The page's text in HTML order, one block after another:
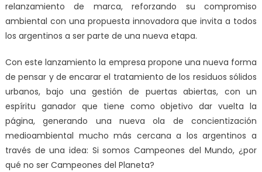
relanzamiento de marca, reforzando su compromiso
ambiental con una propuesta innovadora que invita a todos
los argentinos a ser parte de una nueva etapa.
Con este lanzamiento la empresa propone una nueva forma
de pensar y de encarar el tratamiento de los residuos sólidos
urbanos, bajo una gestión de puertas abiertas, con un
espíritu ganador que tiene como objetivo dar vuelta la
página, generando una nueva ola de concientización
medioambiental mucho más cercana a los argentinos a
través de una idea: Si somos Campeones del Mundo, ¿por
qué no ser Campeones del Planeta?